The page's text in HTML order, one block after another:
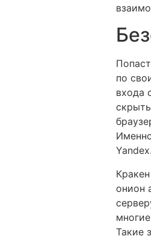
по
входа
Yandex.
онион
Такие